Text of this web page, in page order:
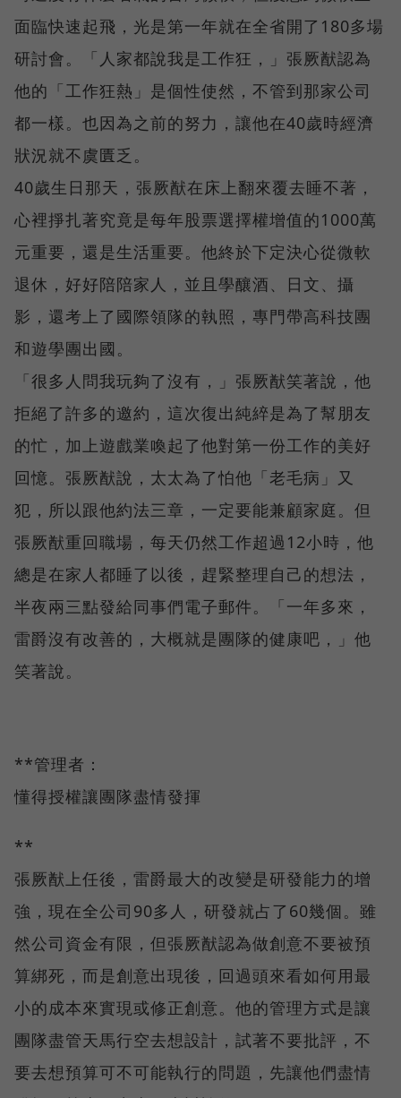
面臨快速起飛，光是第一年就在全省開了180多場
研討會。「人家都說我是工作狂，」張厥猷認為
他的「工作狂熱」是個性使然，不管到那家公司
都一樣。也因為之前的努力，讓他在40歲時經濟
狀況就不虞匱乏。
40歲生日那天，張厥猷在床上翻來覆去睡不著，
心裡掙扎著究竟是每年股票選擇權增值的1000萬
元重要，還是生活重要。他終於下定決心從微軟
退休，好好陪陪家人，並且學釀酒、日文、攝
影，還考上了國際領隊的執照，專門帶高科技團
和遊學團出國。
「很多人問我玩夠了沒有，」張厥猷笑著說，他
拒絕了許多的邀約，這次復出純綷是為了幫朋友
的忙，加上遊戲業喚起了他對第一份工作的美好
回憶。張厥猷說，太太為了怕他「老毛病」又
犯，所以跟他約法三章，一定要能兼顧家庭。但
張厥猷重回職場，每天仍然工作超過12小時，他
總是在家人都睡了以後，趕緊整理自己的想法，
半夜兩三點發給同事們電子郵件。「一年多來，
雷爵沒有改善的，大概就是團隊的健康吧，」他
笑著說。
**管理者：
懂得授權讓團隊盡情發揮
**
張厥猷上任後，雷爵最大的改變是研發能力的增
強，現在全公司90多人，研發就占了60幾個。雖
然公司資金有限，但張厥猷認為做創意不要被預
算綁死，而是創意出現後，回過頭來看如何用最
小的成本來實現或修正創意。他的管理方式是讓
團隊盡管天馬行空去想設計，試著不要批評，不
要去想預算可不可能執行的問題，先讓他們盡情